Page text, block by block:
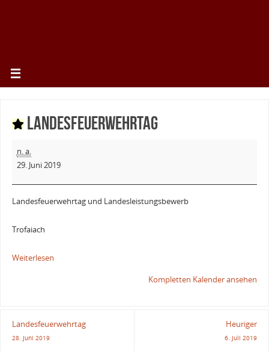
Landesfeuerwehrtag
n. a.
29. Juni 2019
Landesfeuerwehrtag und Landesleistungsbewerb
Trofaiach
Weiterlesen
Kompletten Kalender ansehen
Landesfeuerwehrtag
28. Juni 2019
Heuriger
6. Juli 2019